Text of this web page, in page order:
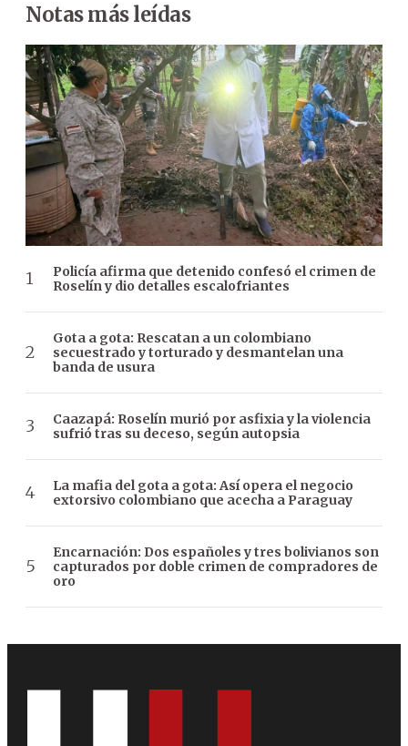
Notas más leídas
Policía afirma que detenido confesó el crimen de
Roselín y dio detalles escalofriantes
Gota a gota: Rescatan a un colombiano
secuestrado y torturado y desmantelan una
banda de usura
Caazapá: Roselín murió por asfixia y la violencia
sufrió tras su deceso, según autopsia
La mafia del gota a gota: Así opera el negocio
extorsivo colombiano que acecha a Paraguay
Encarnación: Dos españoles y tres bolivianos son
capturados por doble crimen de compradores de
oro